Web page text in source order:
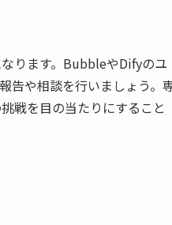
ります。BubbleやDifyのユ
告や相談を行いましょう。
戦を目の当たりにすること